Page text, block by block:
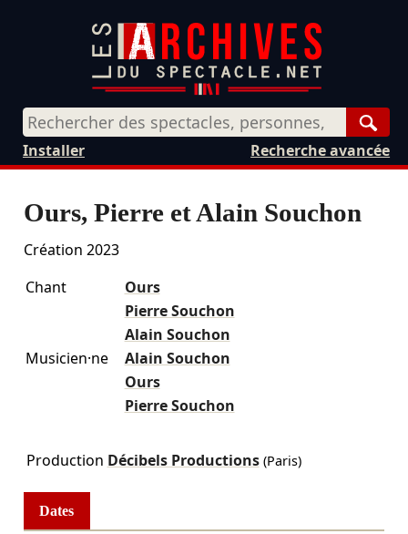
Recherche avancée
Installer
Ours, Pierre et Alain Souchon
Création 2023
Chant
Ours
Pierre Souchon
Alain Souchon
Musicien·ne
Alain Souchon
Ours
Pierre Souchon
Production Décibels Productions(Paris)
Dates